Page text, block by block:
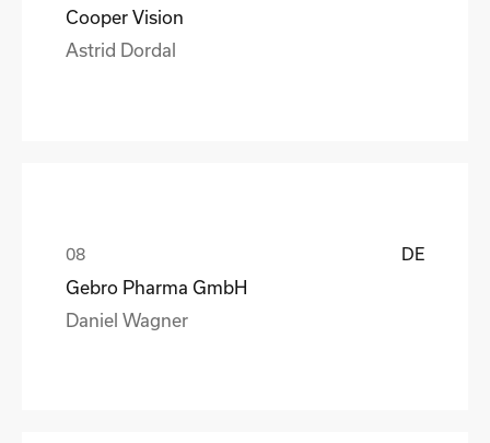
Cooper Vision
Astrid Dordal
DE
Gebro Pharma GmbH
Daniel Wagner